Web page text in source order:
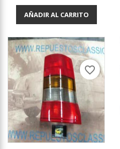
AÑADIR AL CARRITO
favorite_border